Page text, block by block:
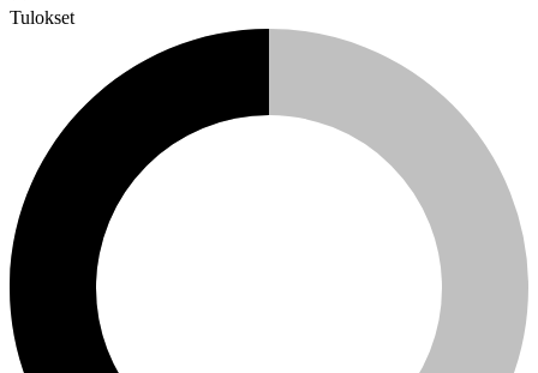
Tulokset